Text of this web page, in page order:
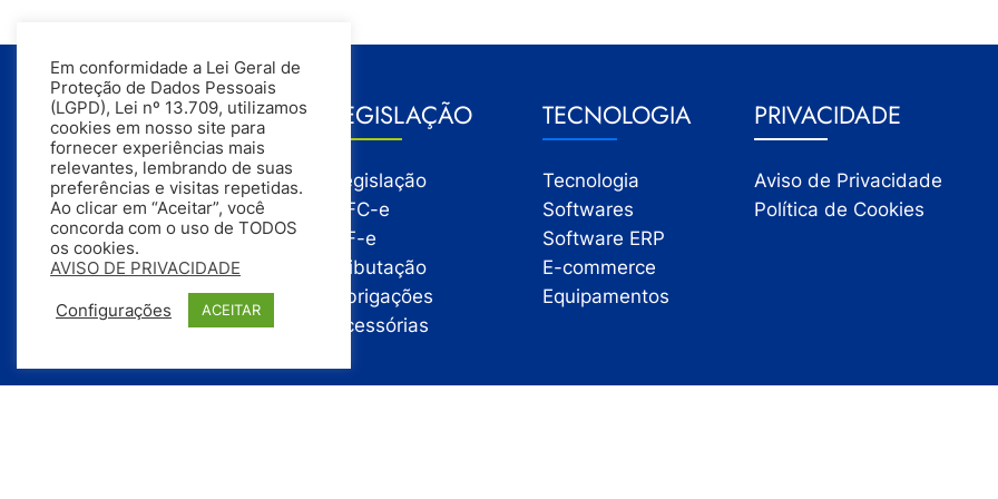
GESTÃO
Gestão
Gestão Financeira
Gestão de Pessoas
Compras
Estoque
Vendas
LEGISLAÇÃO
Legislação
NFC-e
NF-e
Tributação
Obrigações
Acessórias
TECNOLOGIA
Tecnologia
Softwares
Software ERP
E-commerce
Equipamentos
PRIVACIDADE
Aviso de Privacidade
Política de Cookies
Em conformidade a Lei Geral de
Proteção de Dados Pessoais
(LGPD), Lei nº 13.709, utilizamos
cookies em nosso site para
fornecer experiências mais
relevantes, lembrando de suas
preferências e visitas repetidas.
Ao clicar em “Aceitar”, você
concorda com o uso de TODOS
os cookies.
AVISO DE PRIVACIDADE
Configurações ACEITAR